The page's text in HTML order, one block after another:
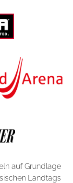
auf Grundlage
Landtags